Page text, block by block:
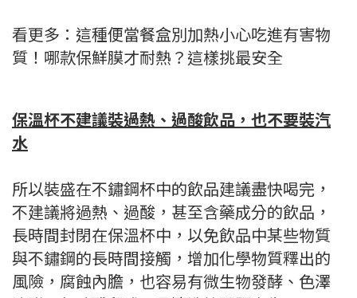
看更多：這種便當餐盒別加熱小心吃進有害物
質！哪款保鮮膜才耐熱？這樣挑最安全
保溫杯不建議裝過熱、過酸飲品，也不要裝汽
水
所以裝盛在不鏽鋼杯中的飲品建議盡快喝完，
不建議將過熱、過酸，甚至含藥成分的飲品，
長時間封閉在保溫杯中，以免飲品中某些物質
與不鏽鋼的長時間接觸，增加化學物質釋出的
風險，腐蝕內膽，也容易有微生物發酵、色澤